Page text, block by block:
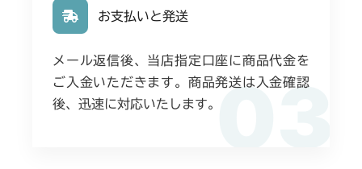
03
お支払いと発送
メール返信後、当店指定口座に商品代金を
ご入金いただきます。商品発送は入金確認
後、迅速に対応いたします。